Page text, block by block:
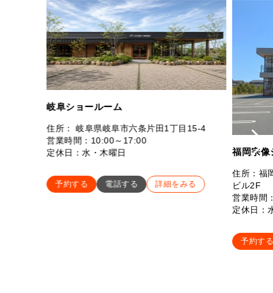
岐阜ショールーム
住所： 岐阜県岐阜市六条片田1丁目15-4
営業時間：10:00～17:00
定休日：水・木曜日
予約する 電話する 詳細をみる
福岡宗像
住所：福
ビル2F
営業時
定休日：
予約す